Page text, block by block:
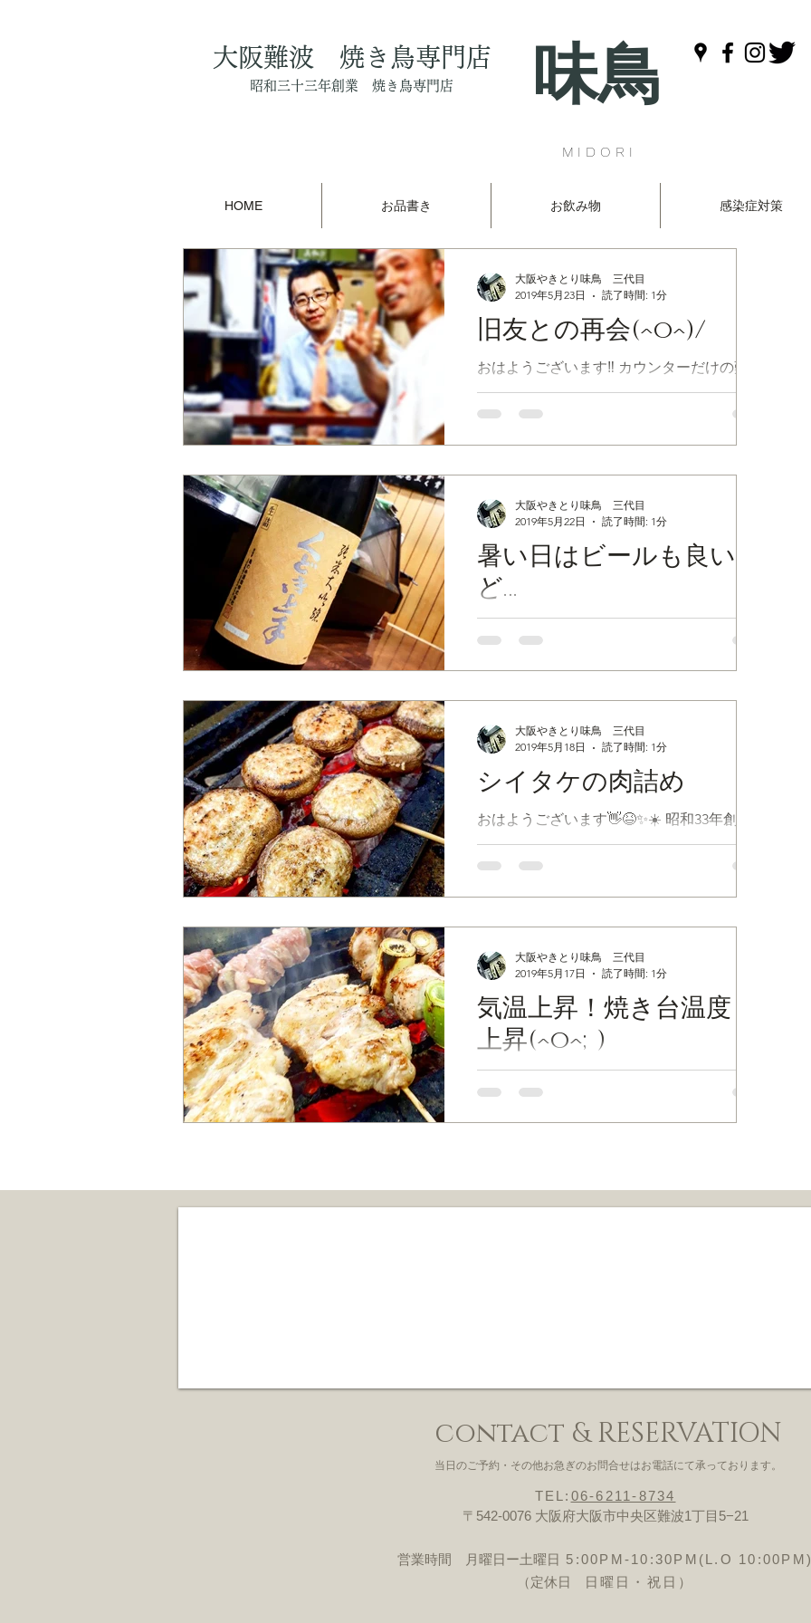
大阪難波 焼き鳥専門店
昭和三十三年創業 焼き鳥専門店 味鳥
MIDORI
旧友との再会(^o^)/
おはようございます‼️ カウンターだけの難波
の焼き鳥屋『味鳥』です(^o^) 昨晩は一昔
前、東京で勤めてたときの戦友タマちゃんが
ました(^-^)v 森伊蔵『極上の一滴』を飲みな
がら...
大阪やきとり味鳥 三代目
2019年5月23日
読了時間: 1分
暑い日はビールも良いけ
ど…
難波の焼き鳥屋『味鳥』です🎵 今週はかな
り日本酒率が高くなってます🍶 その中でも
本日も暑い一日になりそうです☀️😵💦...
大阪やきとり味鳥 三代目
2019年5月22日
読了時間: 1分
シイタケの肉詰め
おはようございます👋😆✨☀️ 昭和33年創業✨
難波の焼き鳥屋『味鳥』です✨ 昨晩も多数ご
来店くださいまして誠にありがとうございま
口の中で シイタケのお出汁と肉汁が湧き出
て...
大阪やきとり味鳥 三代目
2019年5月18日
読了時間: 1分
気温上昇！焼き台温度も
上昇(^o^;)
の大人の隠れ家『味鳥』です🎵 真夏並みの
暑さを感じる今日この頃、 皆さまどうお過
がよく出ました...
大阪やきとり味鳥 三代目
2019年5月17日
読了時間: 1分
contact & RESERVATION
当日のご予約・その他お急ぎのお問合せはお電話にて承っております。
TEL: 06-6211-8734
〒542-0076 大阪府大阪市中央区難波1丁目5−21
営業時間 月曜日ー土曜日 5:00PM-10:30PM(L.O
（定休日
日曜日・祝日）
HOME お品書き お飲み物 感染症対策